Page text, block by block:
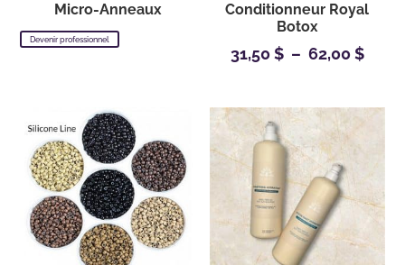
Micro-Anneaux
Devenir professionnel
Conditionneur Royal
Botox
31,50$ – 62,00$